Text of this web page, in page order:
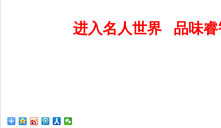
进入名人世界 品味睿